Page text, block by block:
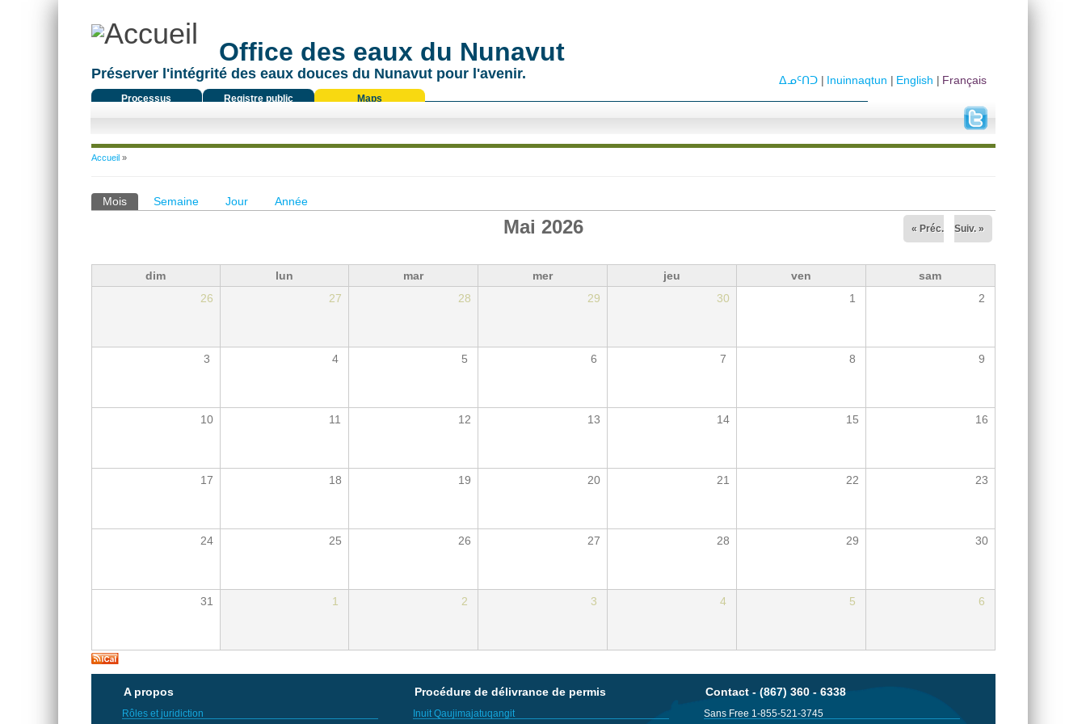
Office des eaux du Nunavut
Préserver l'intégrité des eaux douces du Nunavut pour l'avenir.
Processus
Registre public Maps
Français
English
Inuinnaqtun
ᐃᓄᑦᑎᑐ
Vous êtes ici
Accueil»
Onglets principaux
Mois(onglet actif)
Semaine Jour Année
Mai 2026 « Préc. Suiv. »
dim lun mar mer jeu ven
sam
26
27 28 29 30 1 2
3 4 5 6 7 8 9
10 11 12 13 14 15 16
17 18 19 20 21 22 23
24 25 26 27 28 29 30
31 1 2 3 4 5 6
A propos
Rôles et juridiction
Procédure de délivrance de permis
Inuit Qaujimajatuqangit
Contact - (867) 360 - 6338
Sans Free 1-855-521-3745